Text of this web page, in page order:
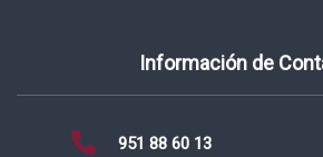
Información de
951 88 60 13